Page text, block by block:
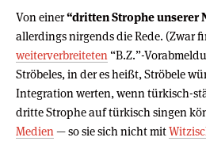
Von einer“dritten Strophe unserer
allerdings nirgends die Rede. (Zwar
weiterverbreiteten “B.Z.”-
Ströbeles, in der es heißt, Ströbele
Integration werten, wenn türkisch-
dritte Strophe auf türkisch singen
Medien — so sie sich nicht mit